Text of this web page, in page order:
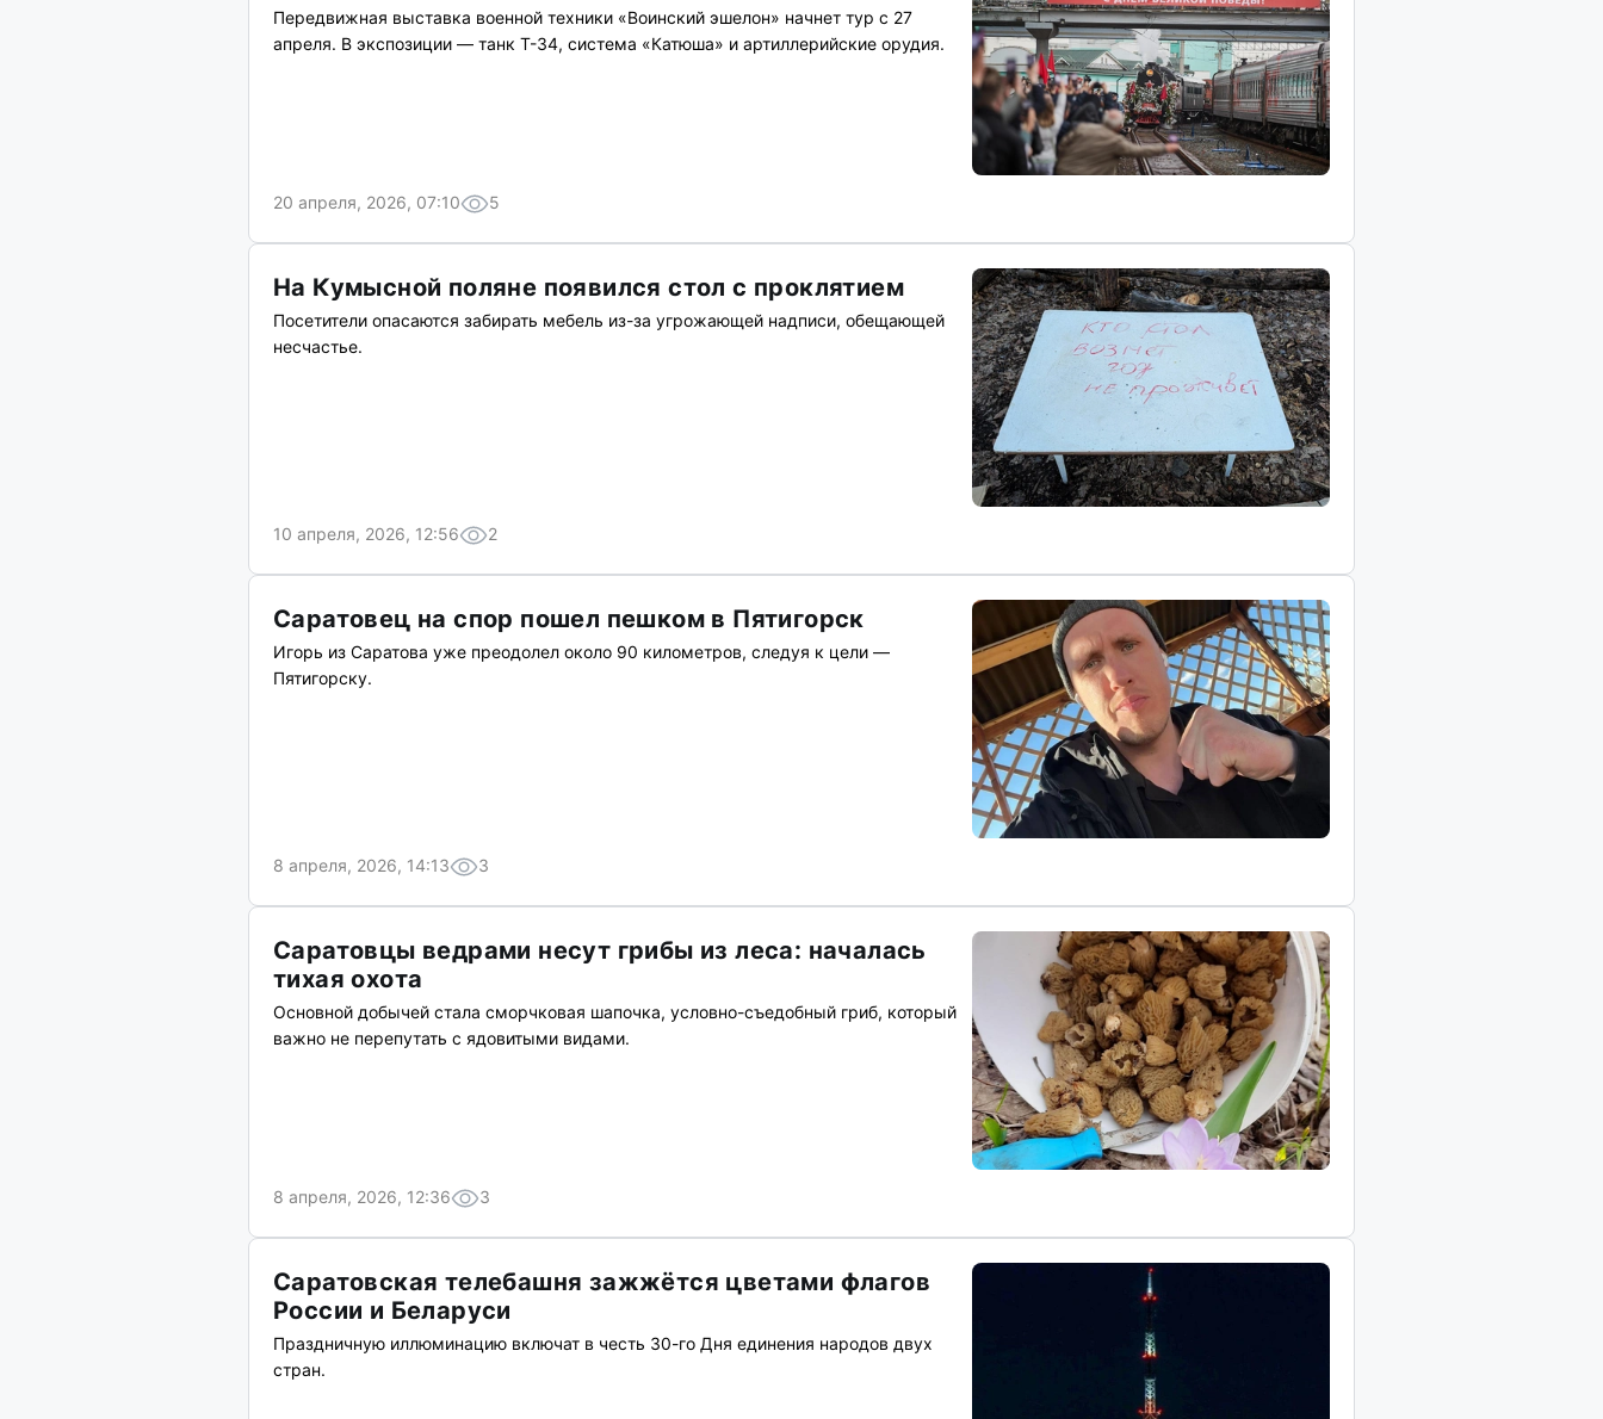
Передвижная выставка военной техники «Воинский эшелон» начнет тур с 27
апреля. В экспозиции — танк Т-34, система «Катюша» и артиллерийские орудия.
20 апреля, 2026, 07:10 5
На Кумысной поляне появился стол с проклятием
Посетители опасаются забирать мебель из-за угрожающей надписи, обещающей
несчастье.
10 апреля, 2026, 12:56 2
Саратовец на спор пошел пешком в Пятигорск
Игорь из Саратова уже преодолел около 90 километров, следуя к цели —
Пятигорску.
8 апреля, 2026, 14:13 3
Саратовцы ведрами несут грибы из леса: началась
тихая охота
Основной добычей стала сморчковая шапочка, условно-съедобный гриб, который
важно не перепутать с ядовитыми видами.
8 апреля, 2026, 12:36 3
Саратовская телебашня зажжётся цветами флагов
России и Беларуси
Праздничную иллюминацию включат в честь 30-го Дня единения народов двух
стран.